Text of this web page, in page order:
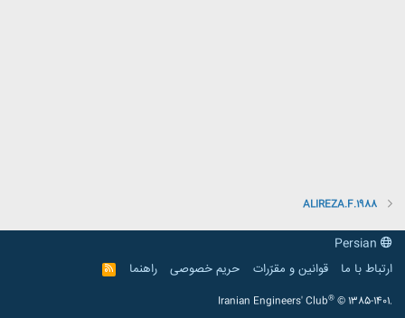
ALIREZA.F.1988
ارتباط با ما
قوانین و مقرّرات حریم خصوصی راهنما
R
S
Iranian Engineers' Club® © 1385-1401.